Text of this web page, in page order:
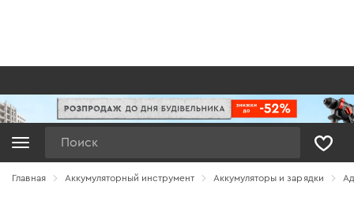
Главная Аккумуляторный инструмент Аккумуляторы и зарядки